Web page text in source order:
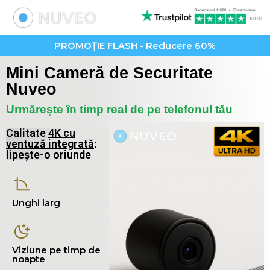
PROMOȚIE FLASH - Reducere 60%
Mini Cameră de Securitate
Nuveo
Urmărește în timp real de pe telefonul tău
Calitate4K cu
ventuză integrată:
lipește-o oriunde
Unghi larg
Viziune pe timp de
noapte